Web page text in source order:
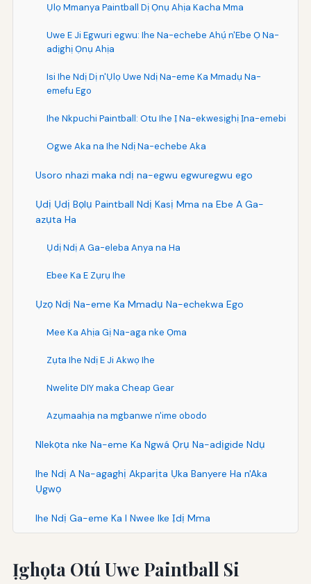
Ụlọ Mmanya Paintball Dị Ọnụ Ahịa Kacha Mma
Uwe E Ji Egwuri egwu: Ihe Na-echebe Ahụ́ n'Ebe Ọ Na-
adịghị Ọnụ Ahịa
Isi Ihe Ndị Dị n'Ụlọ Uwe Ndị Na-eme Ka Mmadụ Na-
emefu Ego
Ihe Nkpuchi Paintball: Otu Ihe Ị Na-ekwesịghị Ịna-emebi
Ogwe Aka na Ihe Ndị Na-echebe Aka
Usoro nhazi maka ndị na-egwu egwuregwu ego
Ụdị Ụdị Bọlụ Paintball Ndị Kasị Mma na Ebe A Ga-
azụta Ha
Ụdị Ndị A Ga-eleba Anya na Ha
Ebee Ka E Zụrụ Ihe
Ụzọ Ndị Na-eme Ka Mmadụ Na-echekwa Ego
Mee Ka Ahịa Gị Na-aga nke Ọma
Zụta Ihe Ndị E Ji Akwọ Ihe
Nwelite DIY maka Cheap Gear
Azụmaahịa na mgbanwe n'ime obodo
Nlekọta nke Na-eme Ka Ngwá Ọrụ Na-adịgide Ndụ
Ihe Ndị A Na-agaghị Akparịta Ụka Banyere Ha n'Aka
Ụgwọ
Ihe Ndị Ga-eme Ka I Nwee Ike Ịdị Mma
Ịghọta Otú Uwe Paintball Si